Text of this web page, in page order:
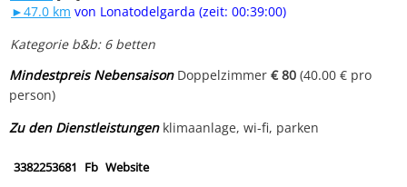
►47.0 km von Lonatodelgarda (zeit: 00:39:00)
Kategorie b&b: 6 betten
Mindestpreis NebensaisonDoppelzimmer€ 80 (40.00 € pro
person)
Zu den Dienstleistungenklimaanlage, wi-fi, parken
3382253681 Fb Website